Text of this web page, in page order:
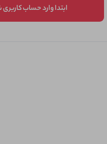
ابتدا وارد حساب